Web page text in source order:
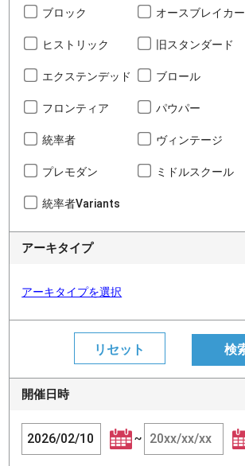
ブロック オースブレイカー
ヒストリック 旧スタンダード
エクステンデッド ブロール
フロンティア パウパー
統率者 ヴィンテージ
プレモダン ミドルスクール
統率者Variants
アーキタイプ
アーキタイプを選択
開催日時
~